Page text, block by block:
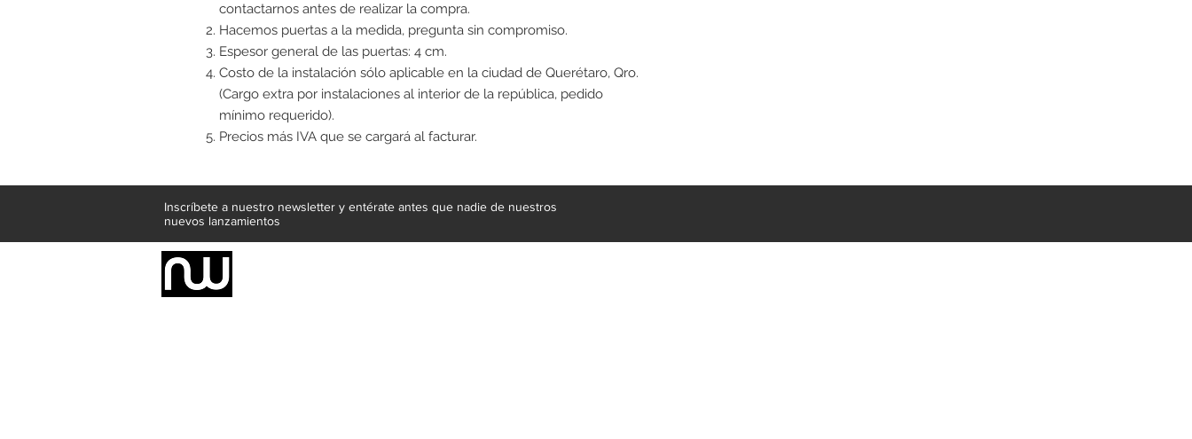
contactarnos antes de realizar la compra.
Hacemos puertas a la medida, pregunta sin compromiso.
Espesor general de las puertas: 4 cm.
Costo de la instalación sólo aplicable en la ciudad de Querétaro, Qro.
(Cargo extra por instalaciones al interior de la república, pedido
mínimo requerido).
Precios más IVA que se cargará al facturar.
Inscríbete a nuestro newsletter y entérate antes que nadie de nuestros
nuevos lanzamientos